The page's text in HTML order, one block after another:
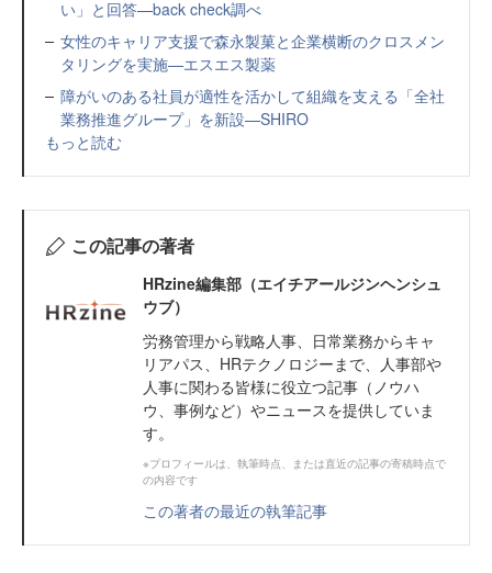
い」と回答—back check調べ
女性のキャリア支援で森永製菓と企業横断のクロスメン
タリングを実施—エスエス製薬
障がいのある社員が適性を活かして組織を支える「全社
業務推進グループ」を新設—SHIRO
もっと読む
この記事の著者
HRzine編集部（エイチアールジンヘンシュ
ウブ）
労務管理から戦略人事、日常業務からキャ
リアパス、HRテクノロジーまで、人事部や
人事に関わる皆様に役立つ記事（ノウハ
ウ、事例など）やニュースを提供していま
す。
※プロフィールは、執筆時点、または直近の記事の寄稿時点で
の内容です
この著者の最近の執筆記事